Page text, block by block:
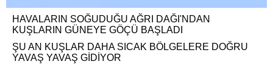
HAVALARIN SOĞUDUĞU AĞRI DAĞI'NDAN
KUŞLARIN GÜNEYE GÖÇÜ BAŞLADI
ŞU AN KUŞLAR DAHA SICAK BÖLGELERE DOĞRU
YAVAŞ YAVAŞ GİDİYOR